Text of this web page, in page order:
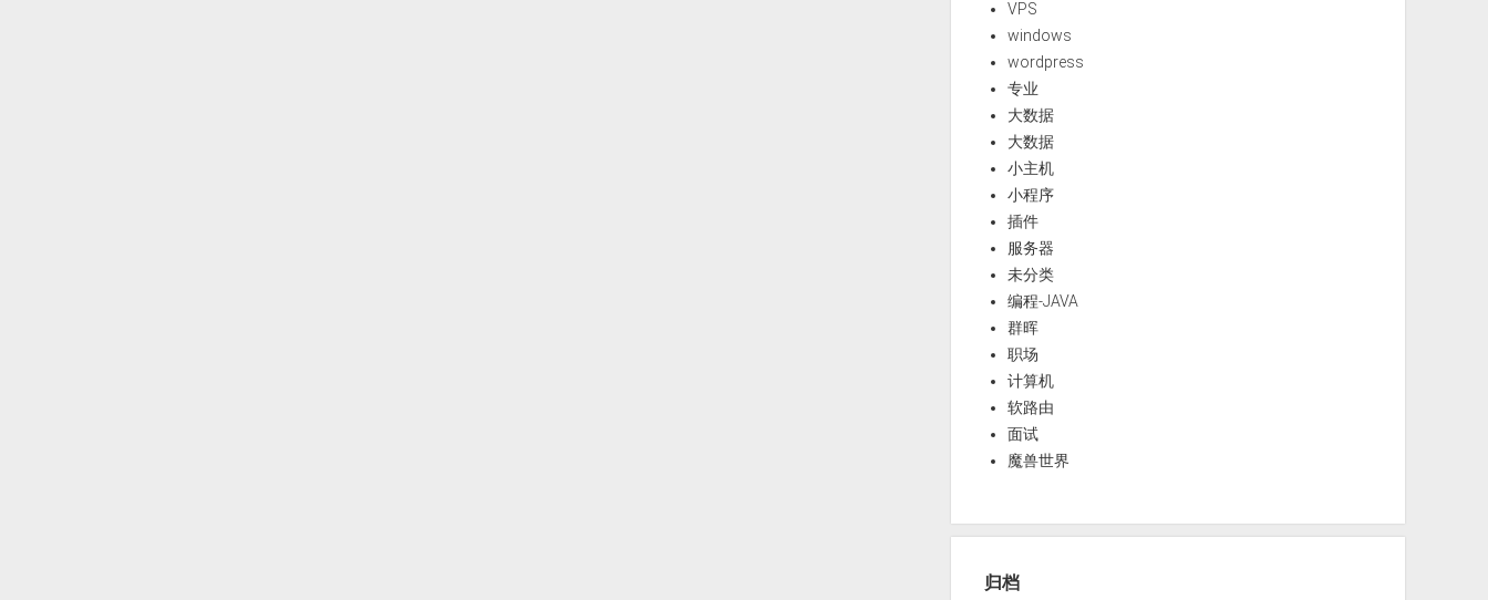
VPS
windows
wordpress
专业
大数据
大数据
小主机
小程序
插件
服务器
未分类
编程-JAVA
群晖
职场
计算机
软路由
面试
魔兽世界
归档